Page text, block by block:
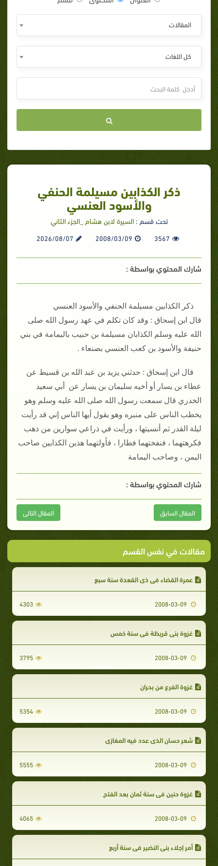
المقالات
كل اللغات
ذكر الكذابين مسيلمة الحنفي
والأسود العنسي
تحت قسم :السيرة لابن هشام _الجزء الثاني
3567
2008/03/09
2026/08/07
شارك المحتوي بواسطة :
ذكر الكذابين مسيلمة الحنفي والأسود العنسي
قال ابن إسحاق : وقد كان تكلم في عهد رسول الله صلى
الله عليه وسلم الكذابان مسيلمة بن حبيب باليمامة في بني
حنيفة والأسود بن كعب العنسي بصنعاء .
قال ابن إسحاق : حدثني يزيد بن عبد الله بن قسيط عن
عطاء بن يسار أو أخيه سليمان بن يسار عن أبي سعيد
الخدري قال سمعت رسول الله صلى الله عليه وسلم وهو
يخطب الناس على منبره وهو يقول أيها الناس إني قد رأيت
ليلة القدر ثم أنسيتها ، ورأيت في ذراعي سوارين من ذهب
فكرهتهما ، فنفختهما فطارا ، فأولتهما هذين الكذابين صاحب
اليمن ، وصاحب اليمامة
شارك المحتوي بواسطة :
المقال السابق المقال التالى
مقالات في نفس القسم
عمرة القضاء في ذي القعدة سنة سبع
4303
غزوة بني قريظة في سنة خمس
3795
غزوة الفرع من بحران
5354
شعر حسان الذي عدد فيه المغازي
5555
غزوة حنين في سنة ثمان بعد الفتح
4065
أمر إجلاء بني النضير في سنة أربع